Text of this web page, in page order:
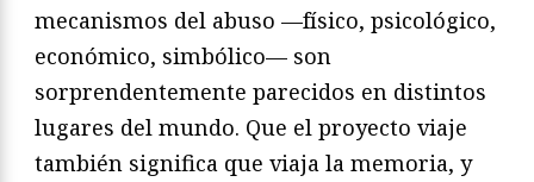
mecanismos del abuso —físico, psicológico,
económico, simbólico— son
sorprendentemente parecidos en distintos
lugares del mundo. Que el proyecto viaje
también significa que viaja la memoria, y